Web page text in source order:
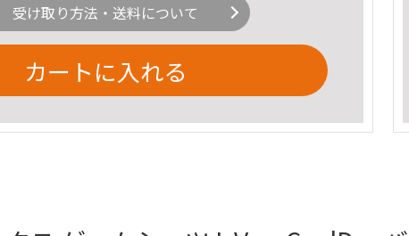
受け取り方法・送料について
カートに入れる